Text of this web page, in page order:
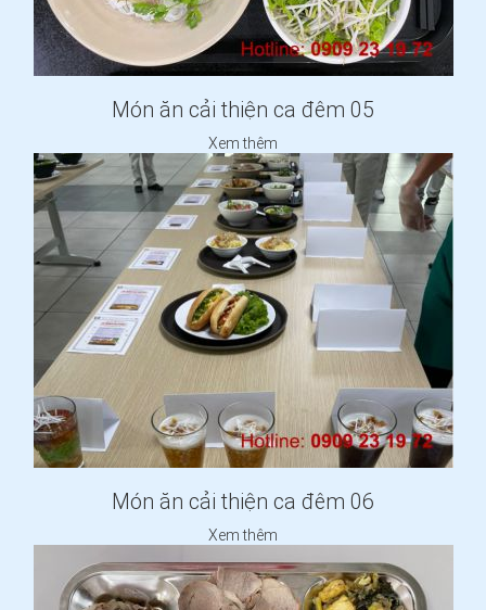
Món ăn cải thiện ca đêm 05
Xem thêm
Món ăn cải thiện ca đêm 06
Xem thêm